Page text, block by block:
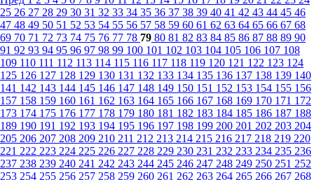
25 26 27 28 29 30 31 32 33 34 35 36 37 38 39 40 41 42 43 44 45 46
47 48 49 50 51 52 53 54 55 56 57 58 59 60 61 62 63 64 65 66 67 68
69 70 71 72 73 74 75 76 77 78 79 80 81 82 83 84 85 86 87 88 89 90
91 92 93 94 95 96 97 98 99 100 101 102 103 104 105 106 107 108
109 110 111 112 113 114 115 116 117 118 119 120 121 122 123 124
125 126 127 128 129 130 131 132 133 134 135 136 137 138 139 140
141 142 143 144 145 146 147 148 149 150 151 152 153 154 155 156
157 158 159 160 161 162 163 164 165 166 167 168 169 170 171 172
173 174 175 176 177 178 179 180 181 182 183 184 185 186 187 188
189 190 191 192 193 194 195 196 197 198 199 200 201 202 203 204
205 206 207 208 209 210 211 212 213 214 215 216 217 218 219 220
221 222 223 224 225 226 227 228 229 230 231 232 233 234 235 236
237 238 239 240 241 242 243 244 245 246 247 248 249 250 251 252
253 254 255 256 257 258 259 260 261 262 263 264 265 266 267 268